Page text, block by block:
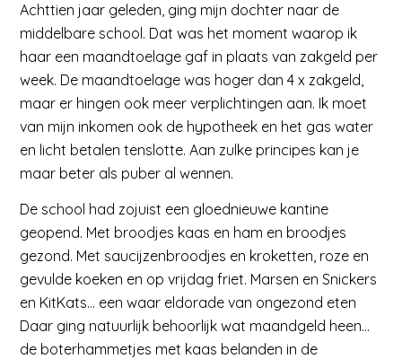
Achttien jaar geleden, ging mijn dochter naar de
middelbare school. Dat was het moment waarop ik
haar een maandtoelage gaf in plaats van zakgeld per
week. De maandtoelage was hoger dan 4 x zakgeld,
maar er hingen ook meer verplichtingen aan. Ik moet
van mijn inkomen ook de hypotheek en het gas water
en licht betalen tenslotte. Aan zulke principes kan je
maar beter als puber al wennen.
De school had zojuist een gloednieuwe kantine
geopend. Met broodjes kaas en ham en broodjes
gezond. Met saucijzenbroodjes en kroketten, roze en
gevulde koeken en op vrijdag friet. Marsen en Snickers
en KitKats… een waar eldorade van ongezond eten
Daar ging natuurlijk behoorlijk wat maandgeld heen…
de boterhammetjes met kaas belanden in de